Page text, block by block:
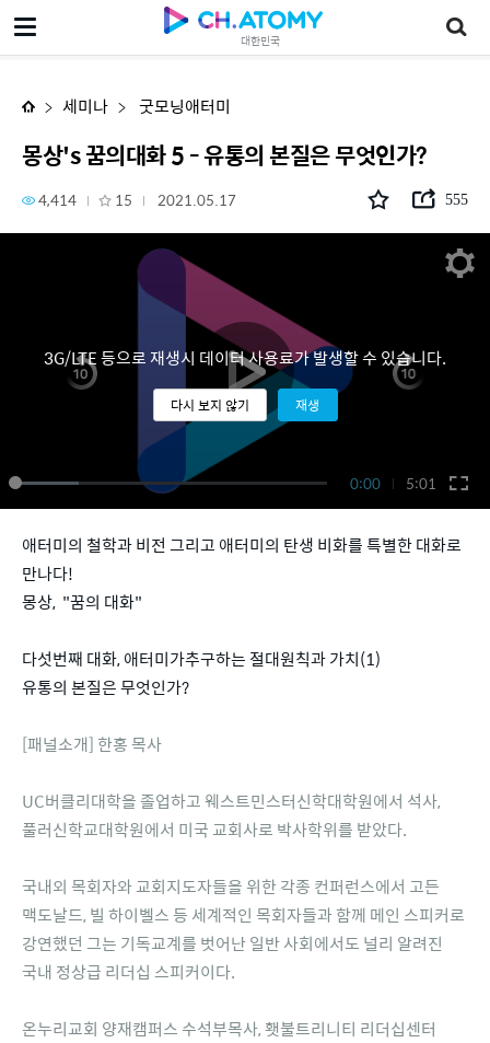
대한민국
몽상's 꿈의대화 5 - 유통의 본질은 무엇인가?
세미나 굿모닝애터미
몽상's 꿈의대화 5 - 유통의 본질은 무엇인가?
4,414 15 2021.05.17 555
0:00 5:01
3G/LTE 등으로 재생시 데이터 사용료가 발생할 수 있습니다.
다시 보지 않기 재생
애터미의 철학과 비전 그리고 애터미의 탄생 비화를 특별한 대화로
만나다!
몽상, "꿈의 대화"
다섯번째 대화, 애터미가추구하는 절대원칙과 가치(1)
유통의 본질은 무엇인가?
[패널소개] 한홍 목사
UC버클리대학을 졸업하고 웨스트민스터신학대학원에서 석사,
풀러신학교대학원에서 미국 교회사로 박사학위를 받았다.
국내외 목회자와 교회지도자들을 위한 각종 컨퍼런스에서 고든
맥도날드, 빌 하이벨스 등 세계적인 목회자들과 함께 메인 스피커로
강연했던 그는 기독교계를 벗어난 일반 사회에서도 널리 알려진
국내 정상급 리더십 스피커이다.
온누리교회 양재캠퍼스 수석부목사, 횃불트리니티 리더십센터